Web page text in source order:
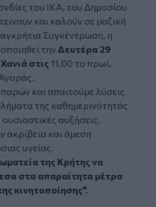
του ΙΚΑ, του Δημοσίου
και καλούν σε μαζική
Συγκέντρωση, η
την Δευτέρα 29
στις11.00 το πρωί,
και απαιτούμε λύσεις
της καθημερινότητάς
αυξήσεις,
ακρίβεια και άμεση
υγείας.
της Κρήτης να
στα απαραίτητα μέτρα
κινητοποίησης".